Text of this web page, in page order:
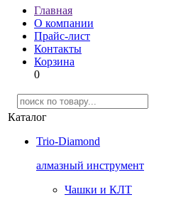
Главная
О компании
Прайс-лист
Контакты
Корзина
0
Каталог
Trio-Diamond
алмазный инструмент
Чашки и КЛТ